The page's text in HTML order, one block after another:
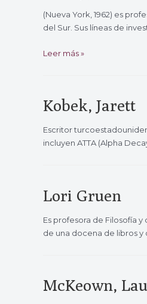
(Nueva York, 1962) es
del Sur. Sus líneas de
Kelley,
Leer más »
Kobek, Jarett
Escritor
incluyen ATTA (Alpha
Lori Gruen
Es profesora de Filosofía
de una docena de libros
McKeown,